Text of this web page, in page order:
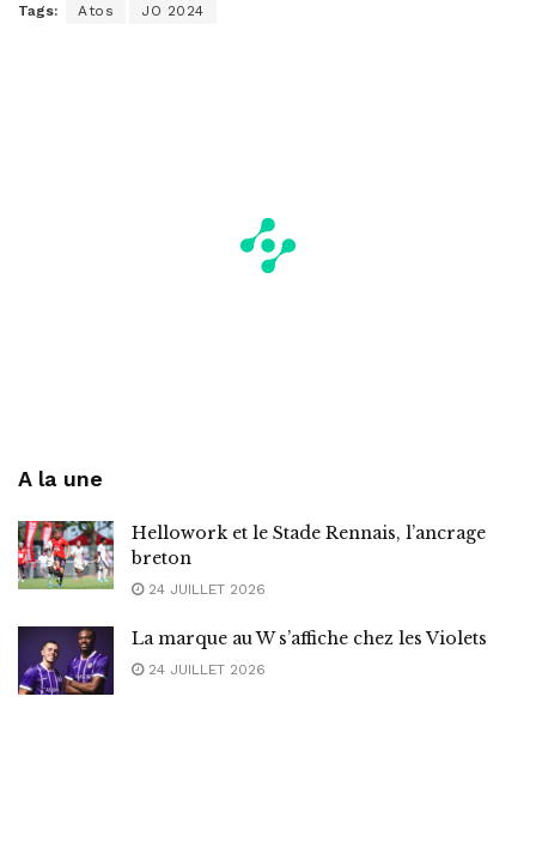
Tags: Atos JO 2024
A la une
Hellowork et le Stade Rennais, l’ancrage
breton
24 JUILLET 2026
La marque au W s’affiche chez les Violets
24 JUILLET 2026